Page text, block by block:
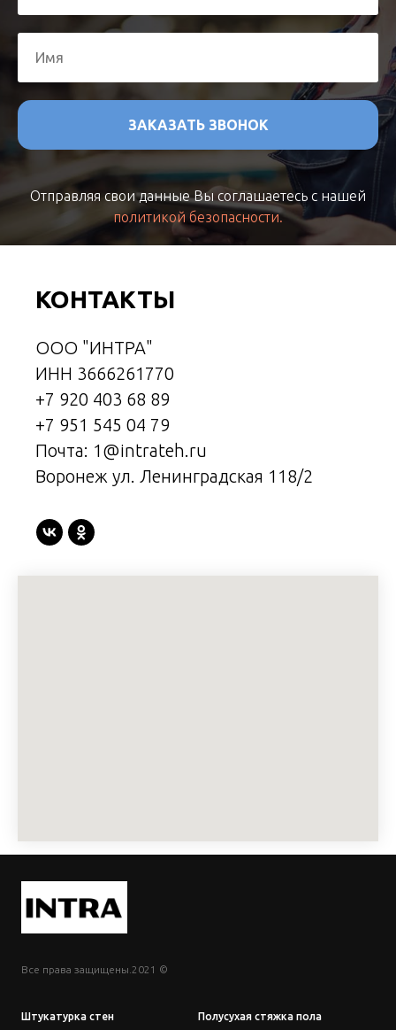
ЗАКАЗАТЬ ЗВОНОК
Отправляя свои данные Вы соглашаетесь с нашей
политикой безопасности.
КОНТАКТЫ
ООО "ИНТРА"
ИНН 3666261770
+7 920 403 68 89
+7 951 545 04 79
Почта: 1@intrateh.ru
Воронеж ул. Ленинградская 118/2
Все права защищены.2021 ©
Штукатурка стен Полусухая стяжка пола